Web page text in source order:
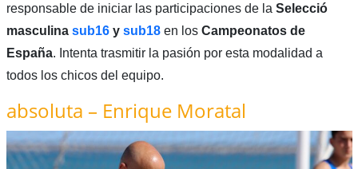
responsable de iniciar las participaciones de la Selecció
masculina sub16y sub18en los Campeonatos de
España. Intenta trasmitir la pasión por esta modalidad a
todos los chicos del equipo.
absoluta – Enrique Moratal